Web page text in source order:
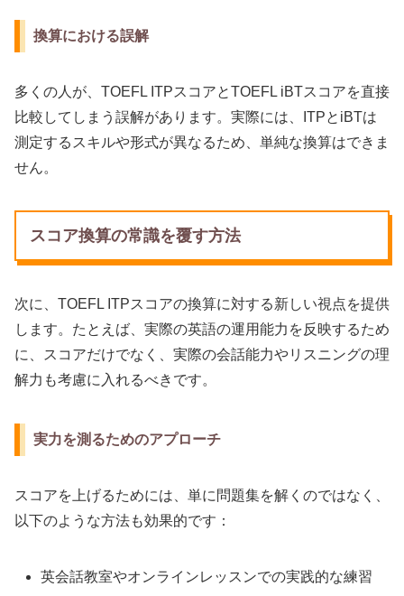
換算における誤解
多くの人が、TOEFL ITPスコアとTOEFL iBTスコアを直接
比較してしまう誤解があります。実際には、ITPとiBTは
測定するスキルや形式が異なるため、単純な換算はできま
せん。
スコア換算の常識を覆す方法
次に、TOEFL ITPスコアの換算に対する新しい視点を提供
します。たとえば、実際の英語の運用能力を反映するため
に、スコアだけでなく、実際の会話能力やリスニングの理
解力も考慮に入れるべきです。
実力を測るためのアプローチ
スコアを上げるためには、単に問題集を解くのではなく、
以下のような方法も効果的です：
英会話教室やオンラインレッスンでの実践的な練習